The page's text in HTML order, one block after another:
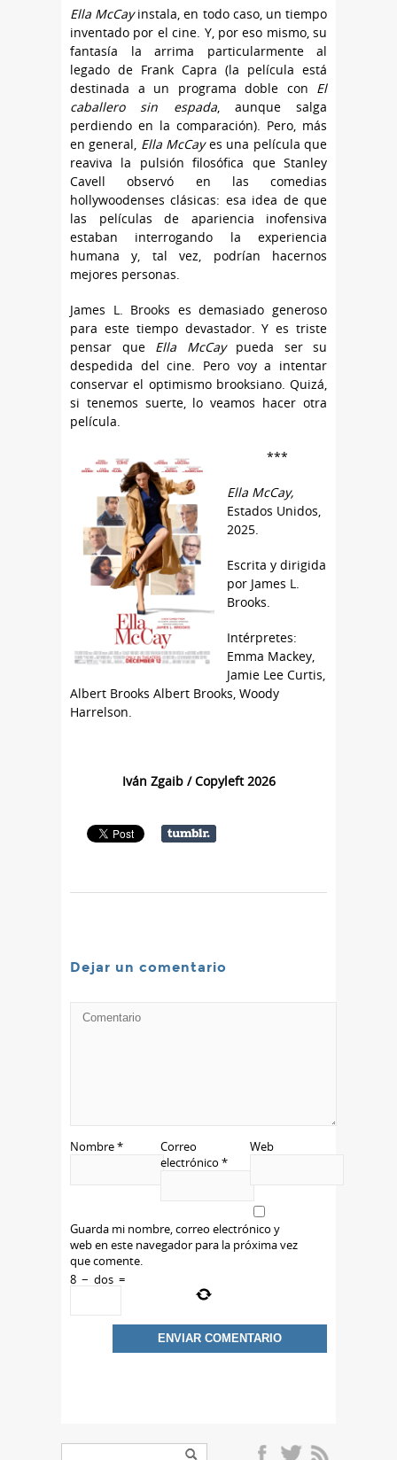
Ella McCayinstala, en todo caso, un tiempo
inventado por el cine. Y, por eso mismo, su
fantasía la arrima particularmente al
legado de Frank Capra (la película está
destinada a un programa doble con El
caballero sin espada, aunque salga
perdiendo en la comparación). Pero, más
en general, Ella McCayes una película que
reaviva la pulsión filosófica que Stanley
Cavell observó en las comedias
hollywoodenses clásicas: esa idea de que
las películas de apariencia inofensiva
estaban interrogando la experiencia
humana y, tal vez, podrían hacernos
mejores personas.
James L. Brooks es demasiado generoso
para este tiempo devastador. Y es triste
pensar que Ella McCaypueda ser su
despedida del cine. Pero voy a intentar
conservar el optimismo brooksiano. Quizá,
si tenemos suerte, lo veamos hacer otra
película.
***
Ella McCay,
Estados Unidos,
2025.
Escrita y dirigida
por James L.
Brooks.
Intérpretes:
Emma Mackey,
Jamie Lee Curtis,
Albert Brooks Albert Brooks, Woody
Harrelson.
Iván Zgaib / Copyleft 2026
Dejar un comentario
Nombre*
Correo
electrónico *
Web
Guarda mi nombre, correo electrónico y
web en este navegador para la próxima vez
que comente.
8 − dos =